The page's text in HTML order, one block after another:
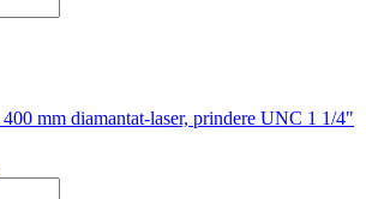
mm diamantat-laser, prindere UNC 1 1/4"